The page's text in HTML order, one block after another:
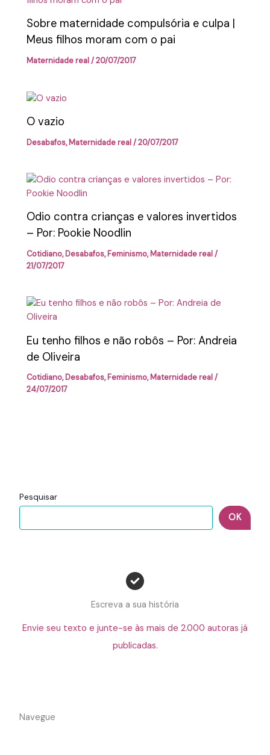
Pesquisar
OK
Escreva a sua história
Envie seu texto e junte-se às mais de 2.000 autoras já
publicadas.
Navegue
Sobre maternidade compulsória e culpa |
Meus filhos moram com o pai
Maternidade real/20/07/2017
O vazio
Desabafos,Maternidade real/20/07/2017
Odio contra crianças e valores invertidos
– Por: Pookie Noodlin
Cotidiano,Desabafos,Feminismo,Maternidade real/
21/07/2017
Eu tenho filhos e não robôs – Por: Andreia
de Oliveira
Cotidiano,Desabafos,Feminismo,Maternidade real/
24/07/2017